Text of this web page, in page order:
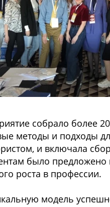
собрало более 20
методы и подходы
и включала
было предложено
роста в профессии.
модель